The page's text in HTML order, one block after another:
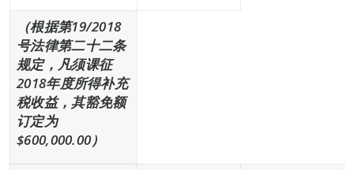
（根据第19/2018
号法律第二十二条
规定， 凡须课征
2018年度所得补充
税收益，其豁免额
订定为
$600,000.00）